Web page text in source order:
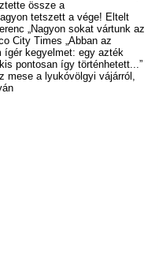
össze a
tetszett a vége! Eltelt
„Nagyon sokat vártunk az
City Times „Abban az
ígér kegyelmet: egy azték
pontosan így történhetett...”
mese a lyukóvölgyi vájárról,